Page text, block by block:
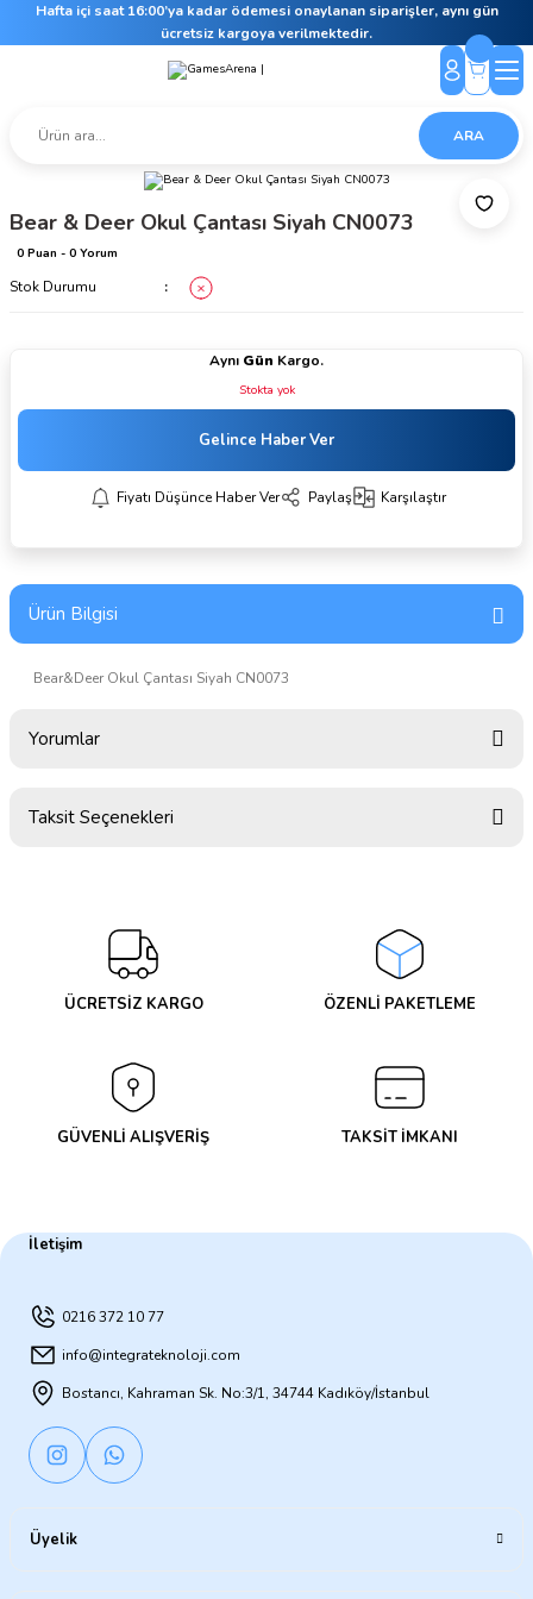
Hafta içi saat 16:00’ya kadar ödemesi onaylanan siparişler, aynı gün
ücretsiz kargoya verilmektedir.
ARA
Bear & Deer Okul Çantası Siyah CN0073
0 Puan - 0 Yorum
Stok Durumu
Aynı Gün Kargo.
Stokta yok
Gelince Haber Ver
Fiyatı Düşünce Haber Ver Paylaş Karşılaştır
Ürün Bilgisi
Bear&Deer Okul Çantası Siyah CN0073
Yorumlar
Taksit Seçenekleri
ÜCRETSİZ KARGO ÖZENLİ PAKETLEME
GÜVENLİ ALIŞVERİŞ TAKSİT İMKANI
İletişim
0216 372 10 77
info@integrateknoloji.com
Bostancı, Kahraman Sk. No:3/1, 34744 Kadıköy/İstanbul
Üyelik